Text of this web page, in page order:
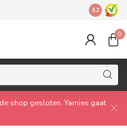
Made by
9.2
0
shop gesloten. Yarnies gaat